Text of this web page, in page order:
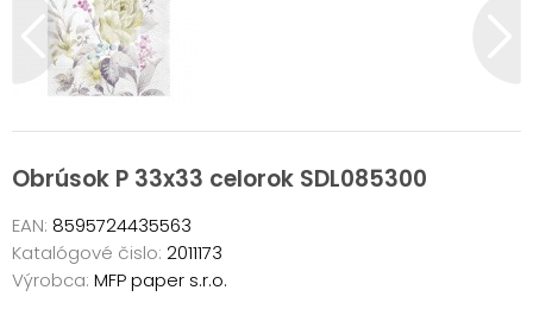
Obrúsok P 33x33 celorok SDL085300
EAN: 8595724435563
Katalógové čislo: 2011173
Výrobca: MFP paper s.r.o.